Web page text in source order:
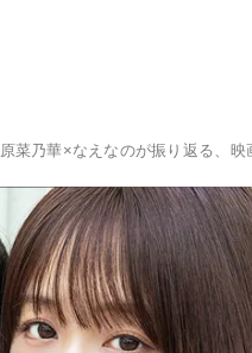
原菜乃華×なえなのが振り返る、映